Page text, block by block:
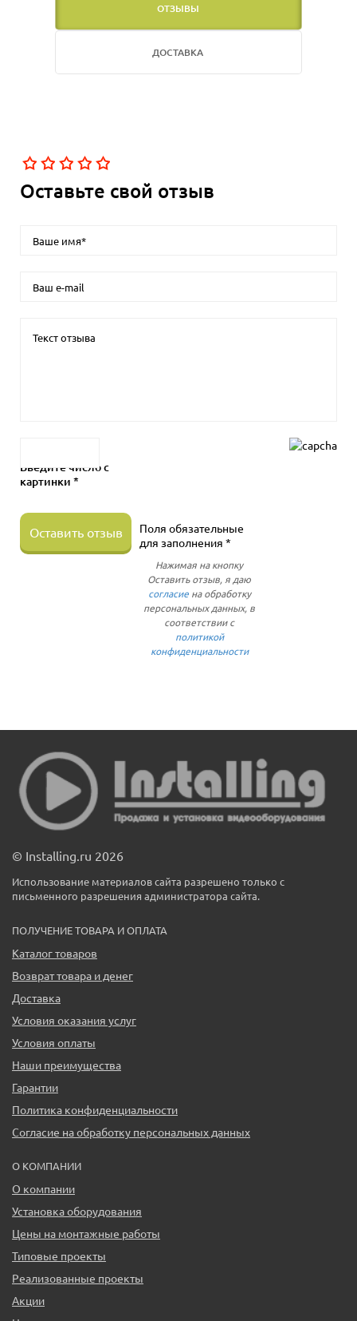
ОТЗЫВЫ
ДОСТАВКА
Оставьте свой отзыв
Введите число с
картинки *
Оставить отзыв
Поля обязательные
для заполнения *
Нажимая на кнопку
Оставить отзыв, я даю
согласиена обработку
персональных данных, в
соответствии с
политикой
конфиденциальности
© Installing.ru 2026
Использование материалов сайта разрешено только с
письменного разрешения администратора сайта.
ПОЛУЧЕНИЕ ТОВАРА И ОПЛАТА
Каталог товаров
Возврат товара и денег
Доставка
Условия оказания услуг
Условия оплаты
Наши преимущества
Гарантии
Политика конфиденциальности
Согласие на обработку персональных данных
О КОМПАНИИ
О компании
Установка оборудования
Цены на монтажные работы
Типовые проекты
Реализованные проекты
Акции